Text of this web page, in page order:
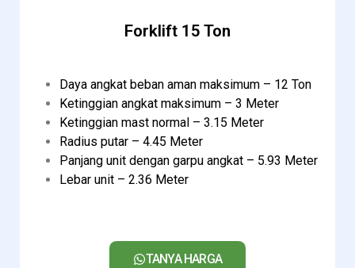
Forklift 15 Ton
Daya angkat beban aman maksimum – 12 Ton
Ketinggian angkat maksimum – 3 Meter
Ketinggian mast normal – 3.15 Meter
Radius putar – 4.45 Meter
Panjang unit dengan garpu angkat – 5.93 Meter
Lebar unit – 2.36 Meter
TANYA HARGA